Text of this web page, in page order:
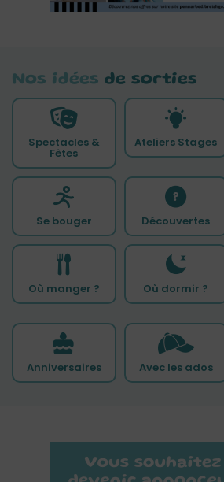
Nos idées de sorties
Spectacles &
Fêtes
Ateliers Stages
Se bouger Découvertes
Où manger ? Où dormir ?
Anniversaires Avec les ados